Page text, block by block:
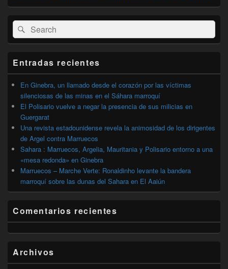
El
área
de
lateral
primaria
Buscar
por:
Buscar
Entradas recientes
En Ginebra, un llamado desde el corazón por las víctimas
silenciosas de las minas en el Sáhara marroquí
El Polisario vuelve a negar la presencia de sus milicias en
Guergarat
Una revista estadounidense revela la animosidad de los dirigentes
de Argel contra Marruecos
Sahara : Marruecos, Argelia, Mauritania y Polisario entorno a una
«mesa redonda» en Ginebra
Marruecos – Marche Verte: Ronaldinho levante la bandera
marroquí sobre las dunas del Sahara en El Aaiún
Comentarios recientes
Archivos